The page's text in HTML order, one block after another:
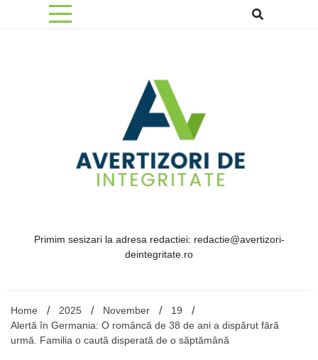
Primim sesizari la adresa redactiei: redactie@avertizori-
deintegritate.ro
Home 2025 November
19
Alertă în Germania: O româncă de 38 de ani a dispărut fără
urmă. Familia o caută disperată de o săptămână